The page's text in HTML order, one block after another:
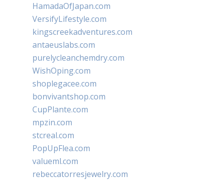
HamadaOfJapan.com
VersifyLifestyle.com
kingscreekadventures.com
antaeuslabs.com
purelycleanchemdry.com
WishOping.com
shoplegacee.com
bonvivantshop.com
CupPlante.com
mpzin.com
stcreal.com
PopUpFlea.com
valueml.com
rebeccatorresjewelry.com